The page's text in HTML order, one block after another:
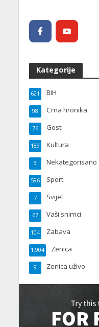
Kategorije
BIH
621
Crna hronika
98
Gosti
76
Kultura
189
Nekategorisano
3
Sport
596
Svijet
7
Vaši snimci
67
Zabava
104
Zenica
1.904
Zenica uživo
9